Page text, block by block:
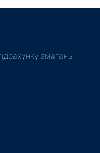
змагань